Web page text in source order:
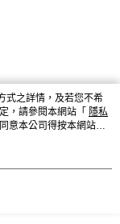
式之詳情，及若您不希
，請參閱本網站「 隱私
意本公司得按本網站使